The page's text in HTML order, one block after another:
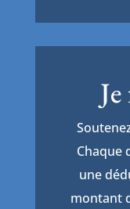
Chaque
une
montant